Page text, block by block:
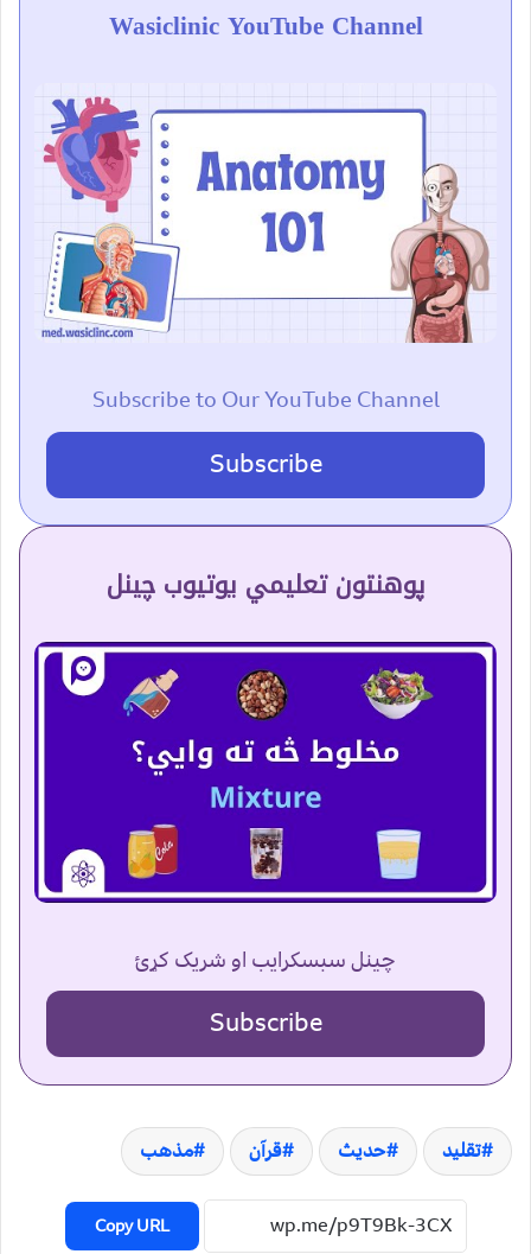
Wasiclinic YouTube Channel
Subscribe to Our YouTube Channel
Subscribe
پوهنتون تعلیمي یوتیوب چینل
چینل سبسکرایب او شریک کړئ
Subscribe
تقلید حدیث قرآن مذهب
Copy URL